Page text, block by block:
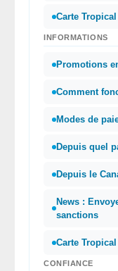
Carte Tropical
INFORMATIONS
Promotions
Comment
Modes de
Depuis quel
Depuis le
News :
sanctions
Carte
CONFIANCE